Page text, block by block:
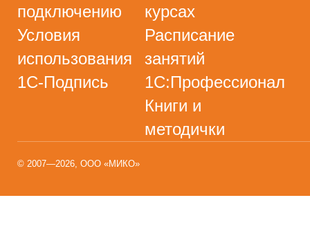
подключению
Условия
использования
1С-Подпись
курсах
Расписание
занятий
1С:Профессионал
Книги и
методички
© 2007—2026, ООО «МИКО»